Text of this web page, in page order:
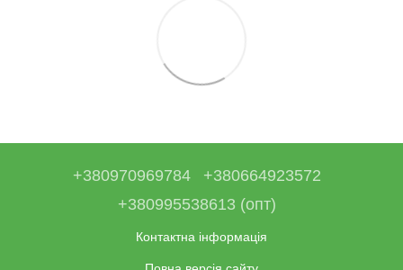
+380970969784
+380664923572
+380995538613 (опт)
Контактна інформація